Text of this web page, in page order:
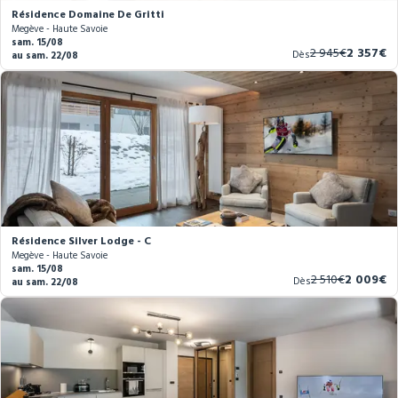
Résidence Domaine De Gritti
Megève - Haute Savoie
sam. 15/08
au sam. 22/08
DèsAncien
prix
2 945€Nouveau
prix
2 357€
Résidence Silver Lodge - C
Megève - Haute Savoie
sam. 15/08
au sam. 22/08
DèsAncien
prix
2 510€Nouveau
prix
2 009€